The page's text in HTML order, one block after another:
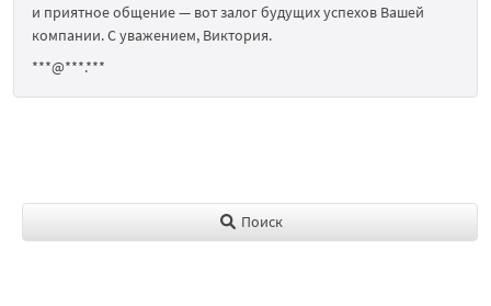
и приятное общение — вот залог будущих успехов Вашей
компании. С уважением, Виктория.
***@***.***
Поиск